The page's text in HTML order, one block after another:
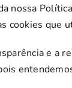
nossa
cookies que
e a